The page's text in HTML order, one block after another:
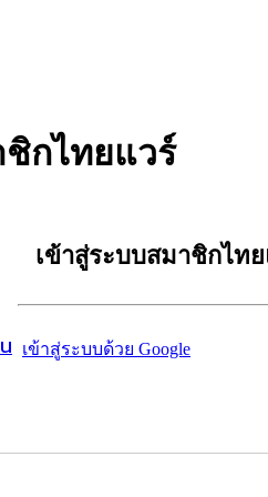
กไทยแวร์
เข้าสู่ระบบสมาชิกไท
เข้าสู่ระบบด้วย Google